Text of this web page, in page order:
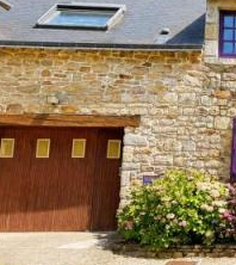
En savoir plus